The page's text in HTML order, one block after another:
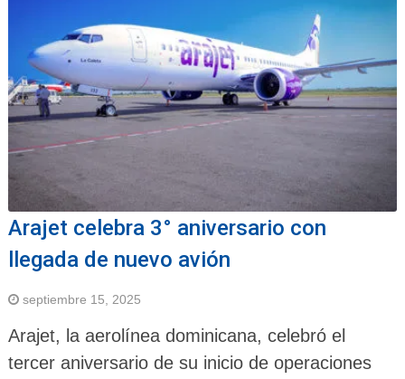
Arajet celebra 3° aniversario con
llegada de nuevo avión
septiembre 15, 2025
Arajet, la aerolínea dominicana, celebró el
tercer aniversario de su inicio de operaciones